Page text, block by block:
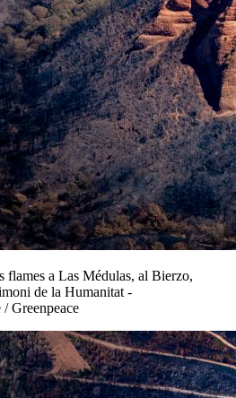
flames a Las Médulas, al Bierzo,
de la Humanitat -
Greenpeace